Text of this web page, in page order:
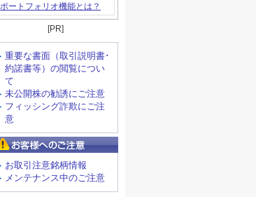
ポートフォリオ機能とは？
[PR]
重要な書面（取引説明書･
約諾書等）の閲覧につい
て
未公開株の勧誘にご注意
フィッシング詐欺にご注
意
お取引注意銘柄情報
メンテナンス中のご注意